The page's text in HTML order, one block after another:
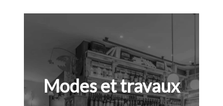
Modes et travaux